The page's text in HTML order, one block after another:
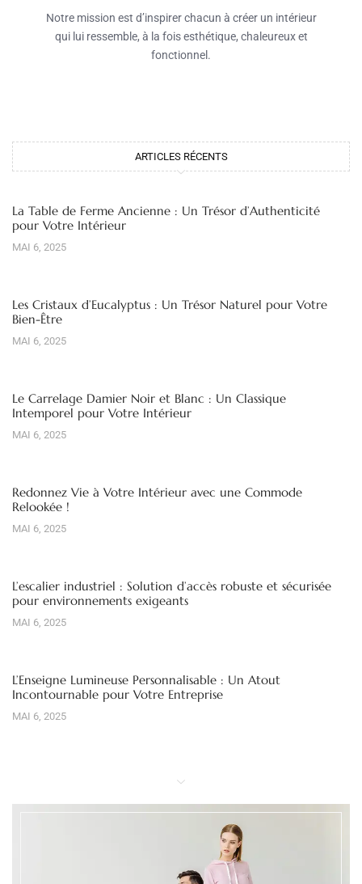
Notre mission est d’inspirer chacun à créer un intérieur
qui lui ressemble, à la fois esthétique, chaleureux et
fonctionnel.
ARTICLES RÉCENTS
La Table de Ferme Ancienne : Un Trésor d’Authenticité
pour Votre Intérieur
MAI 6, 2025
Les Cristaux d’Eucalyptus : Un Trésor Naturel pour Votre
Bien-Être
MAI 6, 2025
Le Carrelage Damier Noir et Blanc : Un Classique
Intemporel pour Votre Intérieur
MAI 6, 2025
Redonnez Vie à Votre Intérieur avec une Commode
Relookée !
MAI 6, 2025
L’escalier industriel : Solution d’accès robuste et sécurisée
pour environnements exigeants
MAI 6, 2025
L’Enseigne Lumineuse Personnalisable : Un Atout
Incontournable pour Votre Entreprise
MAI 6, 2025